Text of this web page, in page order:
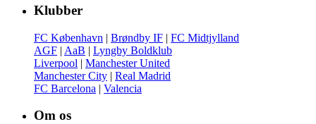
Klubber
FC København | Brøndby IF | FC Midtjylland
AGF | AaB | Lyngby Boldklub
Liverpool | Manchester United
Manchester City | Real Madrid
FC Barcelona | Valencia
Om os